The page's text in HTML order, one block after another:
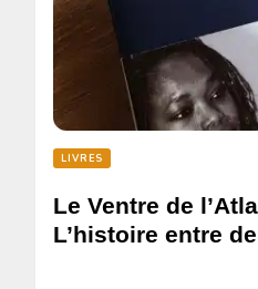
LIVRES
Le Ventre de
L’histoire entre